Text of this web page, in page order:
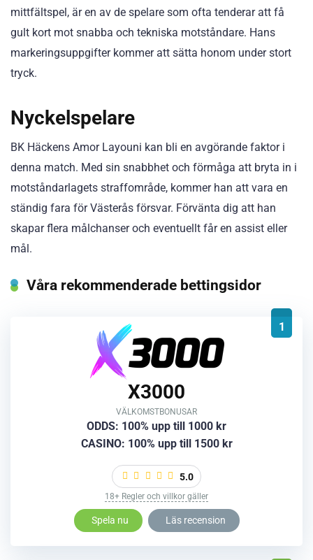
mittfältspel, är en av de spelare som ofta tenderar att få
gult kort mot snabba och tekniska motståndare. Hans
markeringsuppgifter kommer att sätta honom under stort
tryck.
Nyckelspelare
BK Häckens Amor Layouni kan bli en avgörande faktor i
denna match. Med sin snabbhet och förmåga att bryta in i
motståndarlagets straffområde, kommer han att vara en
ständig fara för Västerås försvar. Förvänta dig att han
skapar flera målchanser och eventuellt får en assist eller
mål.
Våra rekommenderade bettingsidor
1
X3000
VÄLKOMSTBONUSAR
ODDS: 100% upp till 1000 kr
CASINO: 100% upp till 1500 kr
5.0
18+ Regler och villkor gäller
Spela nu Läs recension